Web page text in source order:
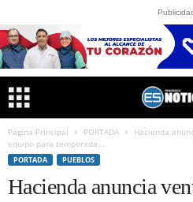
Página Principal PORTADA
Hacienda
equipo para temporada...
PORTADA PUEBLOS
Hacienda anuncia